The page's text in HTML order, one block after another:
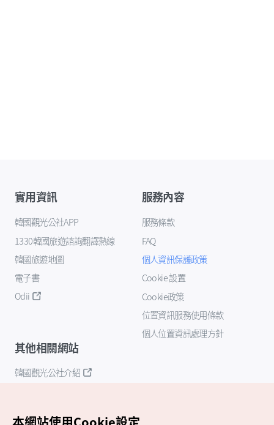
實用資訊
韓國觀光公社APP
1330韓國旅遊諮詢翻譯熱線
韓國旅遊地圖
電子書
Odii
服務內容
服務條款
FAQ
個人資訊保護政策
Cookie 設置
Cookie政策
位置資訊服務使用條款
個人位置資訊處理方針
其他相關網站
韓國觀光公社介紹